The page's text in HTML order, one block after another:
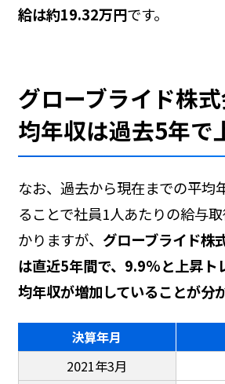
給は約19.32万円です。
グローブライド株
均年収は過去5年で
なお、過去から現在までの平均
ることで社員1人あたりの給与
かりますが、 グローブライド株
は直近5年間で、9.9%と上昇ト
均年収が増加していることが分
決算年月
2021年3月